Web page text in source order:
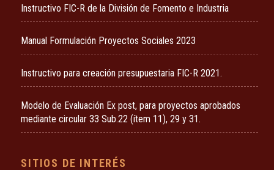
Instructivo FIC-R de la División de Fomento e Industria
Manual Formulación Proyectos Sociales 2023
Instructivo para creación presupuestaria FIC-R 2021.
Modelo de Evaluación Ex post, para proyectos aprobados
mediante circular 33 Sub.22 (ítem 11), 29 y 31.
SITIOS DE INTERÉS